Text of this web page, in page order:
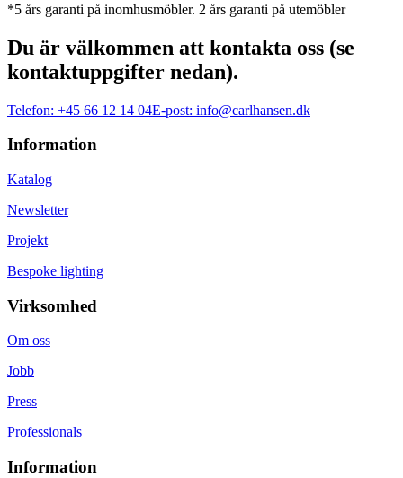
*5 års garanti på inomhusmöbler. 2 års garanti på utemöbler
Du är välkommen att kontakta oss (se
kontaktuppgifter nedan).
Telefon: +45 66 12 14 04E-post: info@carlhansen.dk
Information
Katalog
Newsletter
Projekt
Bespoke lighting
Virksomhed
Om oss
Jobb
Press
Professionals
Information